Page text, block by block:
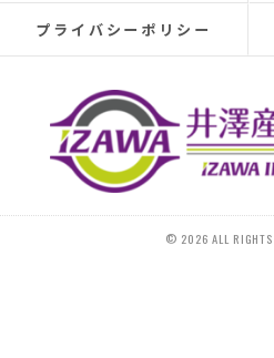
They conducted a thorough
and inspecting the attic from
and were able to pinpoint the
They discovered that the roof
deteriorated, with cracks in
hole in one spot.
since I plan to move in the next
プライバシーポリシー
© 2026 ALL RIGHTS